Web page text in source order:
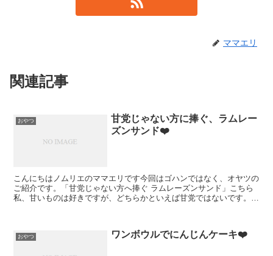
ママエリ
関連記事
おやつ
甘党じゃない方に捧ぐ、ラムレー
ズンサンド❤️
こんにちはノムリエのママエリです今回はゴハンではなく、オヤツの
ご紹介です。「甘党じゃない方へ捧ぐ ラムレーズンサンド」こちら
私、甘いものは好きですが、どちらかといえば甘党ではないです。プ
おやつ ワンボウルでにんじんケーキ❤️